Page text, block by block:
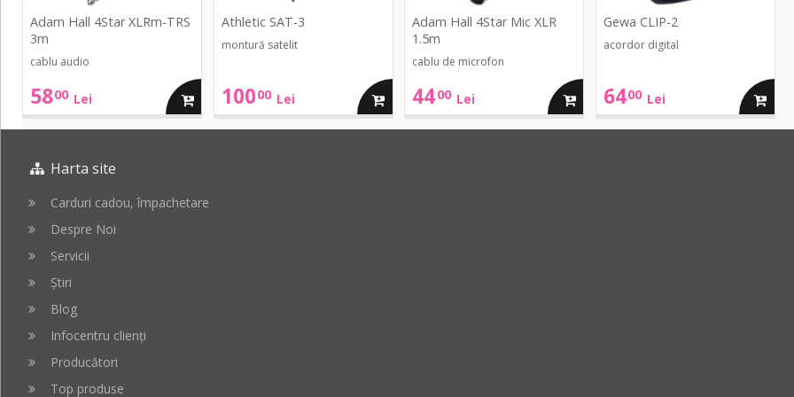
Adam Hall 4Star XLRm-TRS
3m
cablu audio
5800 Lei adauga
Athletic SAT-3
montură satelit
10000 Lei adauga
Adam Hall 4Star Mic XLR
1.5m
cablu de microfon
4400 Lei adauga
Gewa CLIP-2
acordor digital
6400 Lei
Harta site
Carduri cadou, împachetare
Despre Noi
Servicii
Știri
Blog
Infocentru clienți
Producători
Top produse